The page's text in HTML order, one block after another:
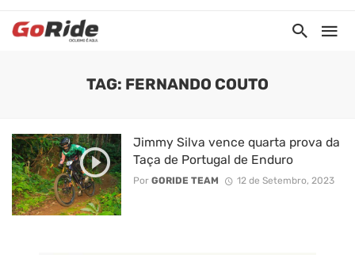
TAG: FERNANDO COUTO
Jimmy Silva vence quarta prova da
Taça de Portugal de Enduro
Por GORIDE TEAM 12 de Setembro, 2023